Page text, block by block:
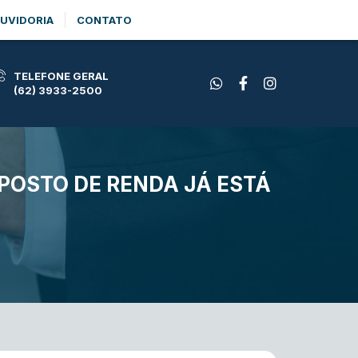
CONTATO
TELEFONE GERAL
(62) 3933-2500
DE RENDA JÁ ESTÁ